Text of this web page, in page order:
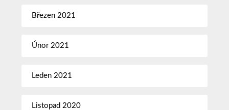
Březen 2021
Únor 2021
Leden 2021
Listopad 2020